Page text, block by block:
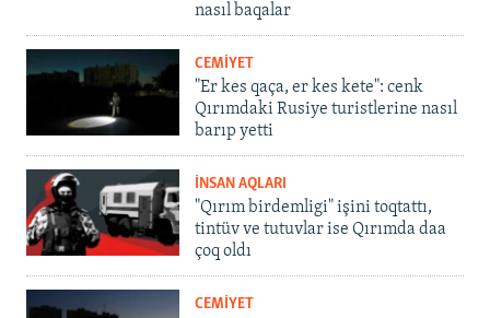
nasıl baqalar
CEMİYET
"Er kes qaça, er kes kete": cenk
Qırımdaki Rusiye turistlerine nasıl
barıp yetti
İNSAN AQLARI
"Qırım birdemligi" işini toqtattı,
tintüv ve tutuvlar ise Qırımda daa
çoq oldı
CEMİYET